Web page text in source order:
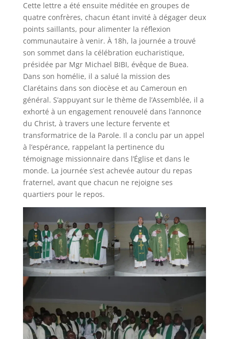
Cette lettre a été ensuite méditée en groupes de
quatre confrères, chacun étant invité à dégager deux
points saillants, pour alimenter la réflexion
communautaire à venir. À 18h, la journée a trouvé
son sommet dans la célébration eucharistique,
présidée par Mgr Michael BIBI, évêque de Buea.
Dans son homélie, il a salué la mission des
Clarétains dans son diocèse et au Cameroun en
général. S’appuyant sur le thème de l’Assemblée, il a
exhorté à un engagement renouvelé dans l’annonce
du Christ, à travers une lecture fervente et
transformatrice de la Parole. Il a conclu par un appel
à l’espérance, rappelant la pertinence du
témoignage missionnaire dans l’Église et dans le
monde. La journée s’est achevée autour du repas
fraternel, avant que chacun ne rejoigne ses
quartiers pour le repos.